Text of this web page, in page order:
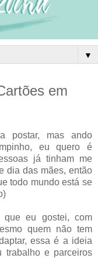
▼
em
postar, mas ando
eu quero é
já tinham me
dia das mães, então
todo mundo está se
que eu gostei, com
quem não tem
essa é a ideia
trabalho e parceiros